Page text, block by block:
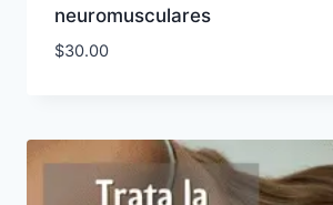
neuromusculares
$30.00